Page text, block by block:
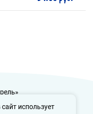
использует